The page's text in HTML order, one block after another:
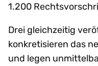
1.200
Drei gleichzeitig
konkretisieren das
und legen